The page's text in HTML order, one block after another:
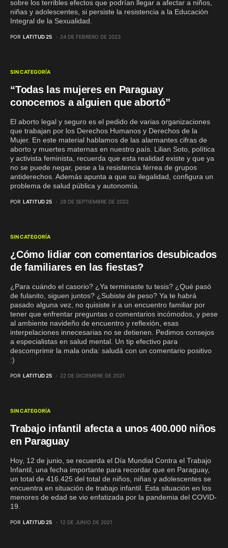
sobre los terribles efectos que podrían llegar a afectar a niños,
niñas y adolescentes, si persiste la resistencia a la Educación
Integral de la Sexualidad.
POR LATITUD 25 24 DE FEBRERO DE 2023
SIN CATEGORÍA
“Todas las mujeres en Paraguay
conocemos a alguien que abortó”
El aborto legal y seguro es el pedido de varias organizaciones
que trabajan por los Derechos Humanos y Derechos de la
Mujer. En este material hablamos de las alarmantes cifras de
aborto y muertes maternas en nuestro país. Lilian Soto, política
y activista feminista, recuerda que esta realidad existe y que ya
no se puede negar, pese a la resistencia férrea de grupos
antiderechos. Además apunta a que su ilegalidad, configura un
problema de salud pública y autonomía.
POR LATITUD 25 28 DE SEPTIEMBRE DE 2022
SIN CATEGORÍA
¿Cómo lidiar con comentarios desubicados
de familiares en las fiestas?
¿Para cuándo el casorio? ¿Ya terminaste tu tesis? ¿Qué pasó
de fulanito, siguen juntos? ¿Subiste de peso? Ya te habrá
pasado alguna vez, no quisiste ir a un encuentro familiar por
tener que enfrentar preguntas o comentarios incómodos, y pese
al ambiente navideño de encuentro y reflexión, esas
interpelaciones innecesarias no se detienen. Pedimos consejos
a especialistas en salud mental. Un tip efectivo para
descomprimir la mala onda: saludá con un comentario positivo
:)
POR LATITUD 25 22 DE DICIEMBRE DE 2021
SIN CATEGORÍA
Trabajo infantil afecta a unos 400.000 niños
en Paraguay
Hoy, 12 de junio, se recuerda el Día Mundial Contra el Trabajo
Infantil, una fecha importante para recordar que en Paraguay,
un total de 416.425 del total de niños, niñas y adolescentes se
encuentra en situación de trabajo infantil. Esta situación en los
menores de edad se vio enfatizada por la pandemia del COVID-
19.
POR LATITUD 25 12 DE JUNIO DE 2021